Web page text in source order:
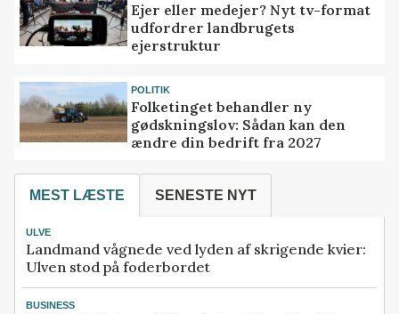
Ejer eller medejer? Nyt tv-format
udfordrer landbrugets
ejerstruktur
POLITIK
Folketinget behandler ny
gødskningslov: Sådan kan den
ændre din bedrift fra 2027
MEST LÆSTE SENESTE NYT
ULVE
Landmand vågnede ved lyden af skrigende kvier:
Ulven stod på foderbordet
BUSINESS